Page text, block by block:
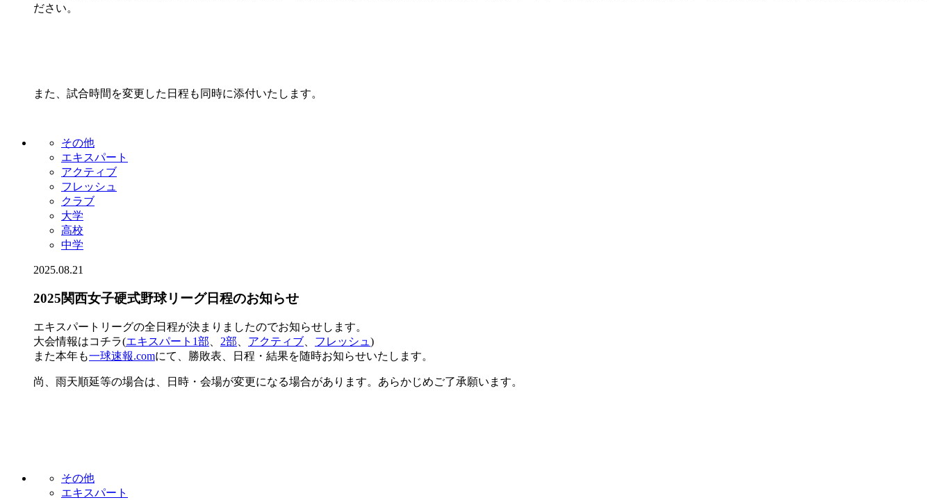
ださい。
また、試合時間を変更した日程も同時に添付いたします。
その他
エキスパート
アクティブ
フレッシュ
クラブ
大学
高校
中学
2025.08.21
2025関西女子硬式野球リーグ日程のお知らせ
エキスパートリーグの全日程が決まりましたのでお知らせします。
大会情報はコチラ(エキスパート1部、 2部、 アクティブ、 フレッシュ)
また本年も一球速報.comにて、勝敗表、日程・結果を随時お知らせいたします。
尚、雨天順延等の場合は、日時・会場が変更になる場合があります。あらかじめご了承願います。
その他
エキスパート